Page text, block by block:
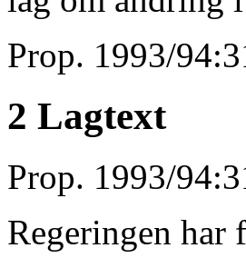
Prop. 1993/
2 Lagtext
Prop. 1993/
Regeringen